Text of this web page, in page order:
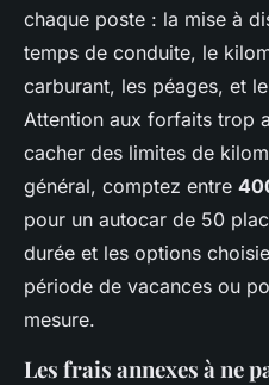
chaque poste : la mise à
temps de conduite, le
carburant, les péages, et
Attention aux forfaits trop
cacher des limites de
général, comptez entre
pour un autocar de 50
durée et les options
période de vacances ou
mesure.
Les frais annexes à ne